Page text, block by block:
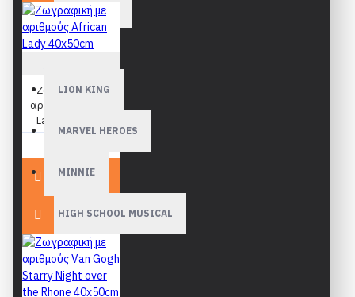
Δεινόσαυροι
NEMO
LION KING
MARVEL HEROES
MINNIE
HIGH SCHOOL MUSICAL
Peppa
Figured Art
Ζωγραφική με
αριθμούς African
Lady 40x50cm